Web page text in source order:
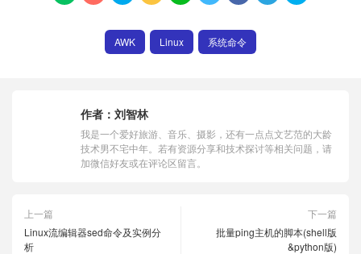
AWK Linux 系统命令
作者： 刘智林
我是一个爱好旅游、音乐、摄影，还有一点点文艺范的大龄
技术男不宅中年。若有资源分享和技术探讨等相关问题，请
加微信好友或在评论区留言。
上一篇
Linux流编辑器sed命令及实例分
析
下一篇
批量ping主机的脚本(shell版
&python版)